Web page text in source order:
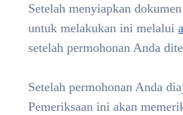
Setelah menyiapkan
untuk melakukan ini melalui
setelah permohonan Anda
Setelah permohonan Anda
Pemeriksaan ini akan